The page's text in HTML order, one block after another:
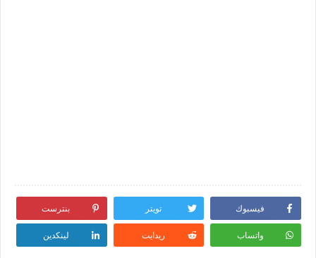
فيسبوك تويتر بنترست
واتساب ريدايت لينكدين